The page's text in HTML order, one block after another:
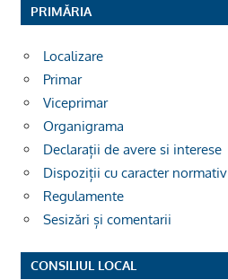
PRIMĂRIA
Localizare
Primar
Viceprimar
Organigrama
Declarații de avere si interese
Dispoziții cu caracter normativ
Regulamente
Sesizări și comentarii
CONSILIUL LOCAL